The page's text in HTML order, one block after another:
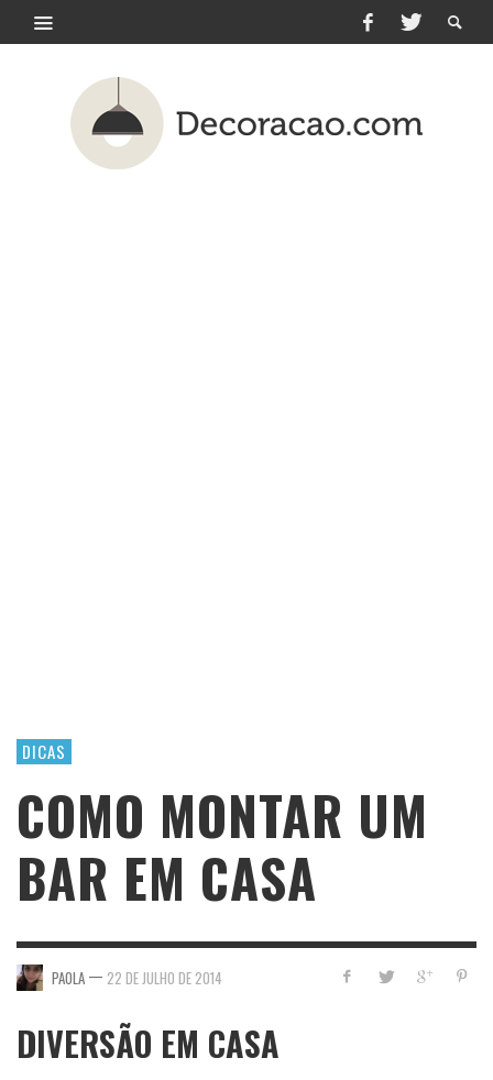
DICAS
COMO MONTAR UM
BAR EM CASA
PAOLA — 22 DE JULHO DE 2014
DIVERSÃO EM CASA